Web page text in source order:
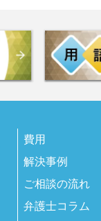
費用
解決事例
ご相談の流れ
弁護士コラム